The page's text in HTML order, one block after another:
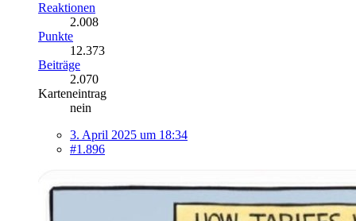
Reaktionen
2.008
Punkte
12.373
Beiträge
2.070
Karteneintrag
nein
3. April 2025 um 18:34
#1.896